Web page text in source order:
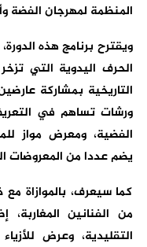
المنظمة لمهرجان الفضة
ويقترح برنامج هذه
الحرف اليدوية التي
التاريخية بمشاركة
ورشات تساهم في
الفضية، ومعرض مواز
يضم عددا من المعروضات
كما سيعرف، بالموازاة
من الفنانين
التقليدية، وعرض